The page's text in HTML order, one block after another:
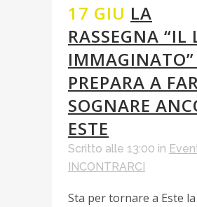
17 GIU LA
RASSEGNA “IL
IMMAGINATO”
PREPARA A
SOGNARE
ESTE
Scritto alle 13:00 in
INCONTRARCI
Sta per tornare a Este la